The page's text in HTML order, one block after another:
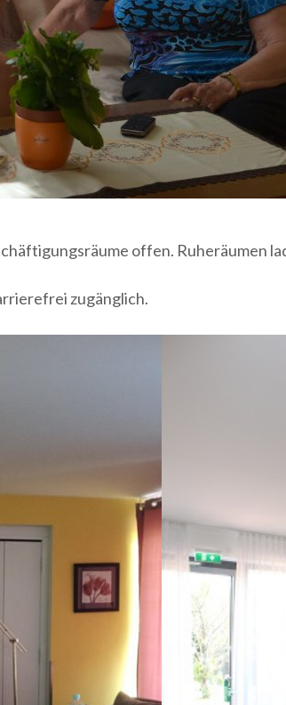
offen. Ruheräumen
zugänglich.